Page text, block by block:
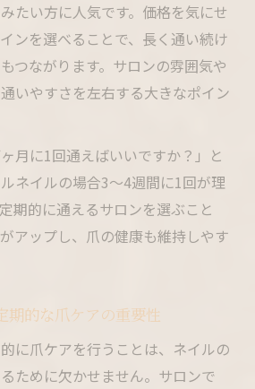
たい方に人気です。価格を気にせ
ンを選べることで、長く通い続け
つながります。サロンの雰囲気や
いやすさを左右する大きなポイン
月に1回通えばいいですか？」と
ネイルの場合3～4週間に1回が理
期的に通えるサロンを選ぶこと
アップし、爪の健康も維持しやす
期的な爪ケアの重要性
に爪ケアを行うことは、ネイルの
ために欠かせません。サロンで